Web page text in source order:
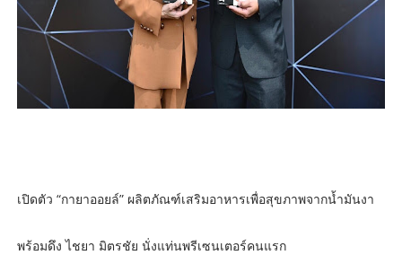
เปิดตัว “กายาออยล์” ผลิตภัณฑ์เสริมอาหารเพื่อสุขภาพจากน้ำมันงา
พร้อมดึง ไชยา มิตรชัย นั่งแท่นพรีเซนเตอร์คนแรก